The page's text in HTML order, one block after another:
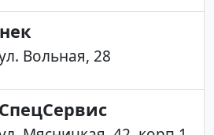
Вольная, 28